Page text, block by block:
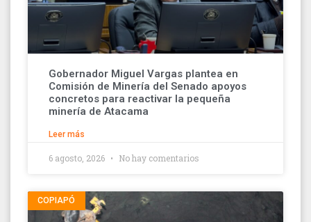
Gobernador Miguel Vargas plantea en
Comisión de Minería del Senado apoyos
concretos para reactivar la pequeña
minería de Atacama
Leer más
6 agosto, 2026 No hay comentarios
COPIAPÓ